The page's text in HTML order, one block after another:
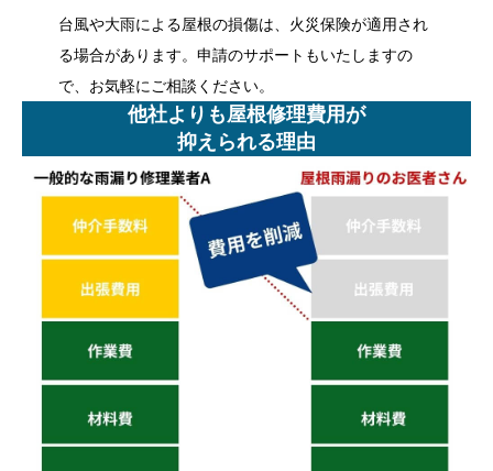
台風や大雨による屋根の損傷は、火災保険が適用され
る場合があります。申請のサポートもいたしますの
で、お気軽にご相談ください。
他社よりも屋根修理費用が
抑えられる理由